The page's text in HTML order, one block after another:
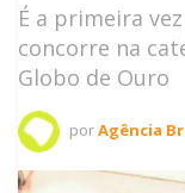
É a primeira
concorre na
Globo de Ouro
porAgência